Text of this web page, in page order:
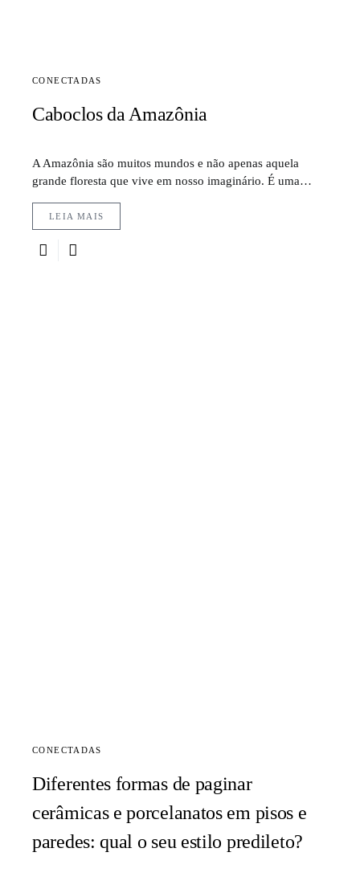
CONECTADAS
Caboclos da Amazônia
A Amazônia são muitos mundos e não apenas aquela
grande floresta que vive em nosso imaginário. É uma…
LEIA MAIS
CONECTADAS
Diferentes formas de paginar
cerâmicas e porcelanatos em pisos e
paredes: qual o seu estilo predileto?